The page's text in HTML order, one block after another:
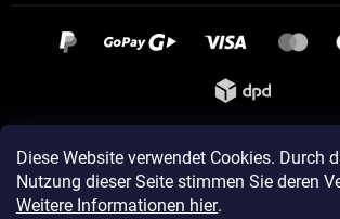
Diese Website verwendet Cookies. Durch
Nutzung dieser Seite stimmen Sie deren
Weitere Informationen hier.
Instagram